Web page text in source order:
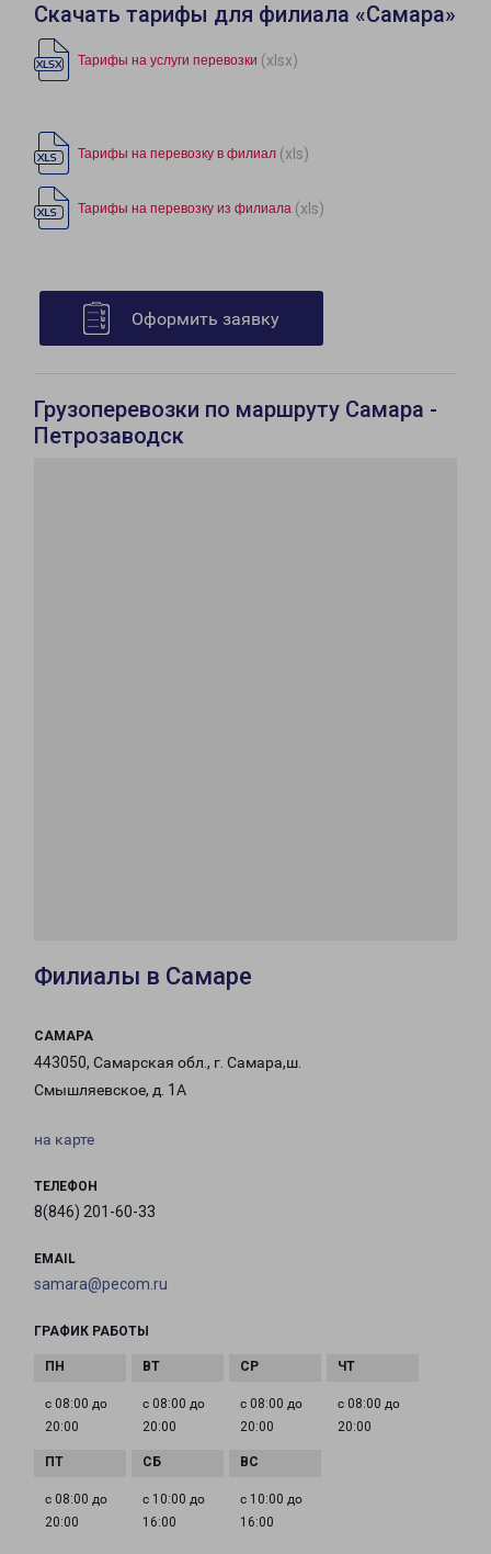
Скачать тарифы для филиала «Самара»
Тарифы на услуги перевозки (xlsx)
Тарифы на перевозку в филиал (xls)
Тарифы на перевозку из филиала (xls)
Оформить заявку
Грузоперевозки по маршруту Самара -
Петрозаводск
Филиалы в Самаре
САМАРА
443050, Самарская обл., г. Самара,ш.
Смышляевское, д. 1А
на карте
ТЕЛЕФОН
8(846) 201-60-33
EMAIL
samara@pecom.ru
ГРАФИК РАБОТЫ
с 08:00 до
20:00
с 08:00 до
20:00
с 08:00 до
20:00
с 08:00 до
20:00
с 08:00 до
20:00
с 10:00 до
16:00
с 10:00 до
16:00